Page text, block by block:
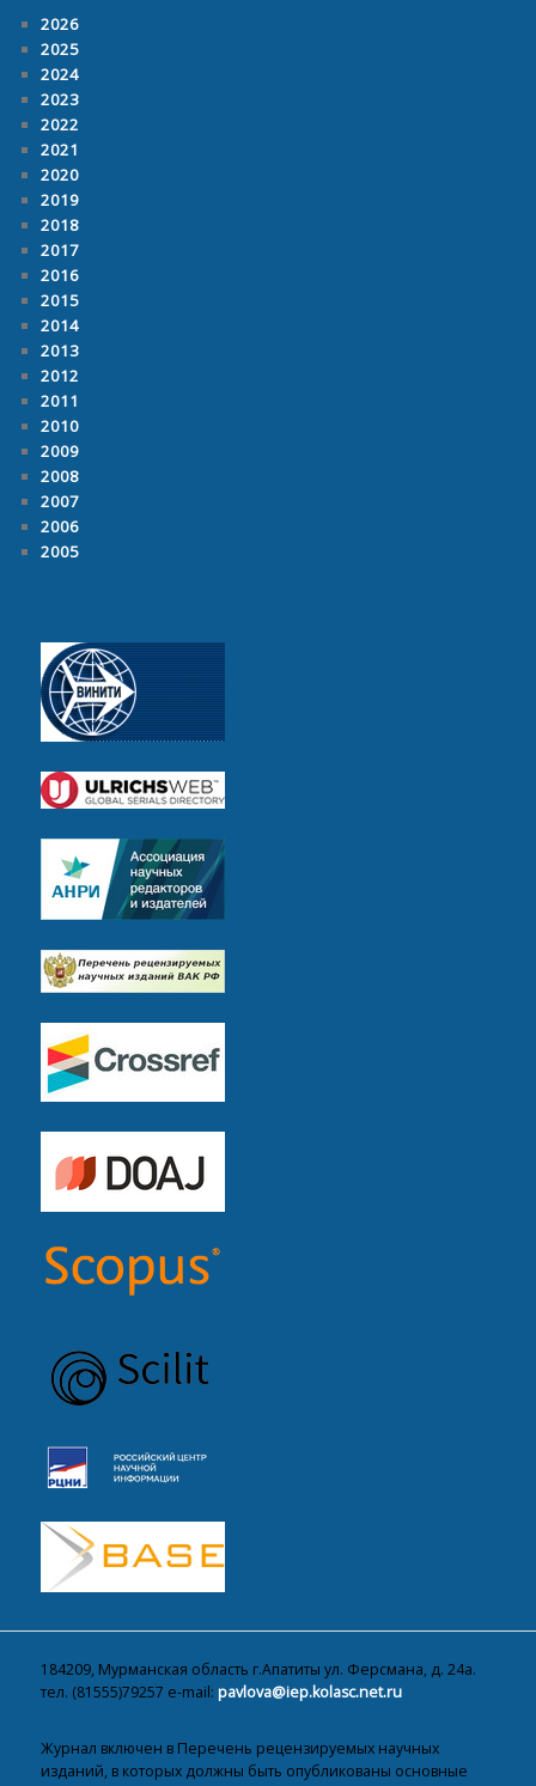
2026
2025
2024
2023
2022
2021
2020
2019
2018
2017
2016
2015
2014
2013
2012
2011
2010
2009
2008
2007
2006
2005
184209, Мурманская область г.Апатиты ул. Ферсмана, д. 24а.
тел. (81555)79257 e-mail:pavlova@iep.kolasc.net.ru
Журнал включен в Перечень рецензируемых научных
изданий, в которых должны быть опубликованы основные